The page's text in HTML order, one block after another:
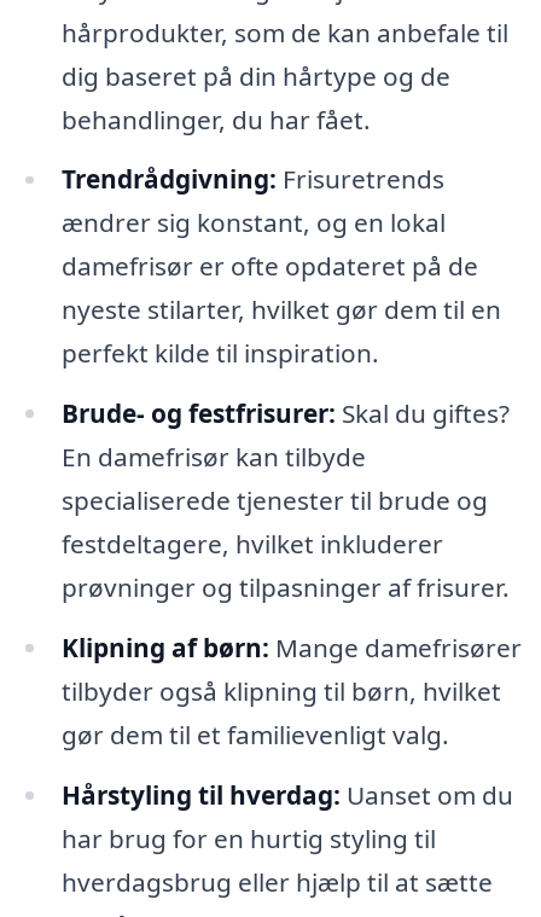
hårprodukter, som de kan anbefale til
dig baseret på din hårtype og de
behandlinger, du har fået.
Trendrådgivning: Frisuretrends
ændrer sig konstant, og en lokal
damefrisør er ofte opdateret på de
nyeste stilarter, hvilket gør dem til en
perfekt kilde til inspiration.
Brude- og festfrisurer: Skal du giftes?
En damefrisør kan tilbyde
specialiserede tjenester til brude og
festdeltagere, hvilket inkluderer
prøvninger og tilpasninger af frisurer.
Klipning af børn: Mange damefrisører
tilbyder også klipning til børn, hvilket
gør dem til et familievenligt valg.
Hårstyling til hverdag: Uanset om du
har brug for en hurtig styling til
hverdagsbrug eller hjælp til at sætte